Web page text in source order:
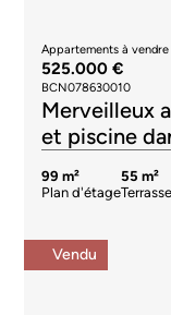
Appartements à vendre
525.000 €
BCN078630010
Merveilleux
et piscine
99 m²
Plan d'étage
55 m²
Vendu